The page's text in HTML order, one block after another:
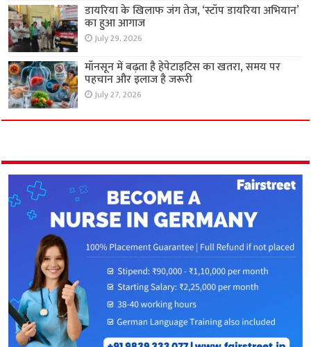
डायरिया के खिलाफ जंग तेज, ‘स्टॉप डायरिया अभियान’
का हुआ आगाज
July 29, 2026
मॉनसून में बढ़ता है हेपेटाइटिस का खतरा, समय पर
पहचान और इलाज है जरूरी
July 27, 2026